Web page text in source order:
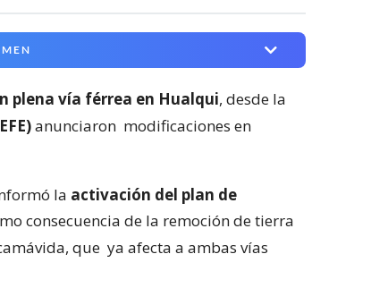
plena vía férrea en Hualqui, desde la
anunciaron modificaciones en
la activación del plan de
consecuencia de la remoción de tierra
que ya afecta a ambas vías